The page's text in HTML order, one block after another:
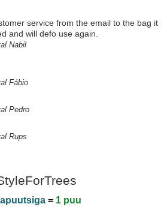
service from the email to the bag it
and will defo use again.
Nabil
Fábio
Pedro
Rups
= 1 puu